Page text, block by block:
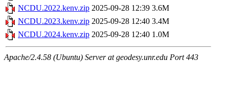
NCDU.2022.kenv.zip 2025-09-28 12:39 3.6M
NCDU.2023.kenv.zip 2025-09-28 12:40 3.4M
NCDU.2024.kenv.zip 2025-09-28 12:40 1.0M
Apache/2.4.58 (Ubuntu) Server at geodesy.unr.edu Port 443